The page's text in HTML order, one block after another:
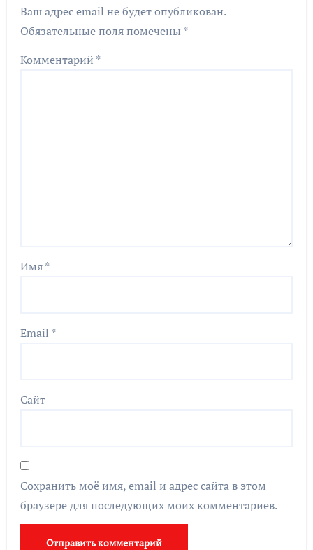
Ваш адрес email не будет опубликован.
Обязательные поля помечены *
Комментарий *
Имя*
Email *
Сайт
Сохранить моё имя, email и адрес сайта в этом
браузере для последующих моих комментариев.